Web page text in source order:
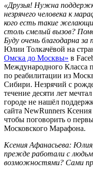
«Друзья! Нужна
незрячего человека к
кого есть такие
столь смелый вызов?
Буду очень благодарна за
Юлии Толкачёвой на
Омска до Москвы» в
Международного Класса
по реабилитации из
Сибири. Незрячий с
течение десяти лет
городе не нашёл
сайта NewRunners
чтобы поговорить о
Московского Марафона.
Ксения Афанасьева:
прежде работали с
возможностями? Сами